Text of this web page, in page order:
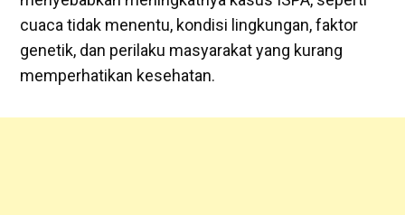
cuaca tidak menentu, kondisi lingkungan, faktor
genetik, dan perilaku masyarakat yang kurang
memperhatikan kesehatan.